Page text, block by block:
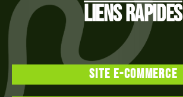
Liens rapides
Site e-commerce